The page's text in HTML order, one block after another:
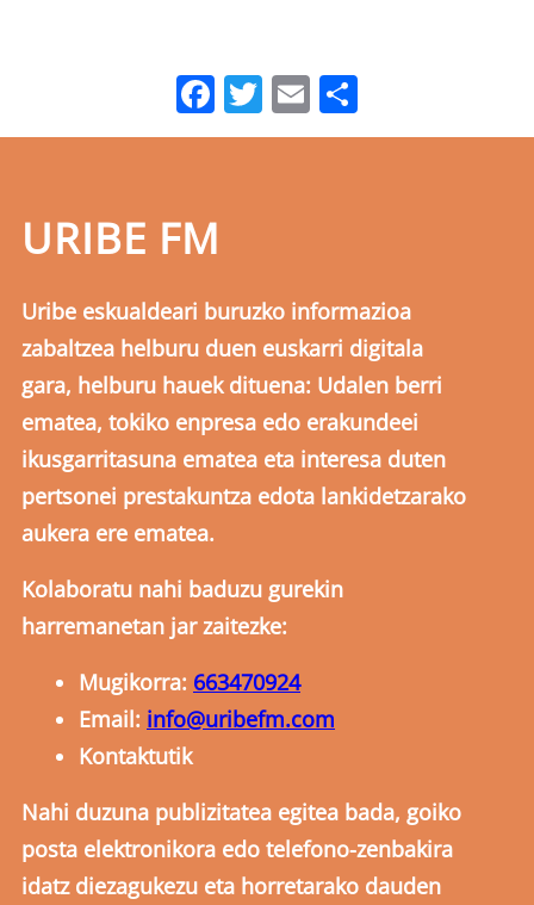
Facebook
Twitter
Email
URIBE FM
Uribe eskualdeari buruzko informazioa
zabaltzea helburu duen euskarri digitala
gara, helburu hauek dituena: Udalen berri
ematea, tokiko enpresa edo erakundeei
ikusgarritasuna ematea eta interesa duten
pertsonei prestakuntza edota lankidetzarako
aukera ere ematea.
Kolaboratu nahi baduzu gurekin
harremanetan jar zaitezke:
Mugikorra: 663470924
Email: info@uribefm.com
Kontaktutik
Nahi duzuna publizitatea egitea bada, goiko
posta elektronikora edo telefono-zenbakira
idatz diezagukezu eta horretarako dauden